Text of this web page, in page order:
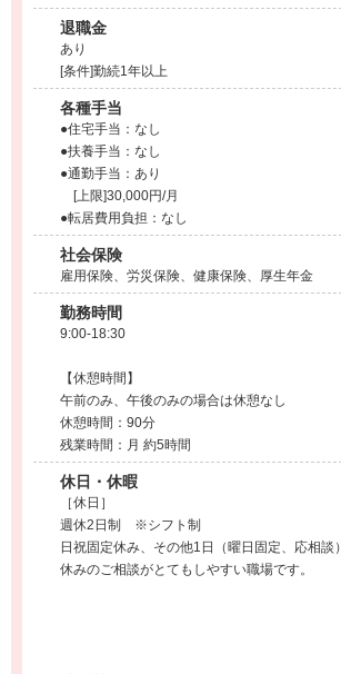
退職金
あり
[条件]勤続1年以上
各種手当
●住宅手当：なし
●扶養手当：なし
●通勤手当：あり
[上限]30,000円/月
●転居費用負担：なし
社会保険
雇用保険、労災保険、健康保険、厚生年金
勤務時間
9:00-18:30
【休憩時間】
午前のみ、午後のみの場合は休憩なし
休憩時間：90分
残業時間：月 約5時間
休日・休暇
［休日］
週休2日制 ※シフト制
日祝固定休み、その他1日（曜日固定、応相談）
休みのご相談がとてもしやすい職場です。